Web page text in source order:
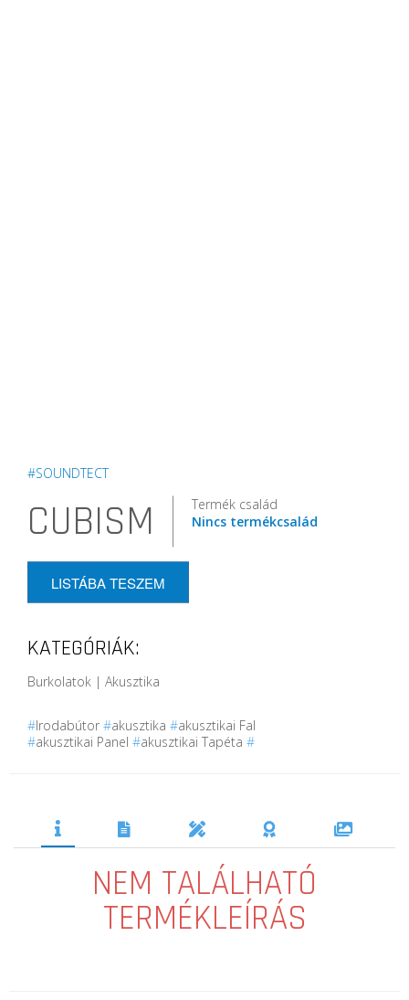
#SOUNDTECT
CUBISM
Termék család
Nincs termékcsalád
LISTÁBA TESZEM
KATEGÓRIÁK:
Burkolatok | Akusztika
#Irodabútor #akusztika #akusztikai Fal
#akusztikai Panel #akusztikai Tapéta #
NEM TALÁLHATÓ
TERMÉKLEÍRÁS